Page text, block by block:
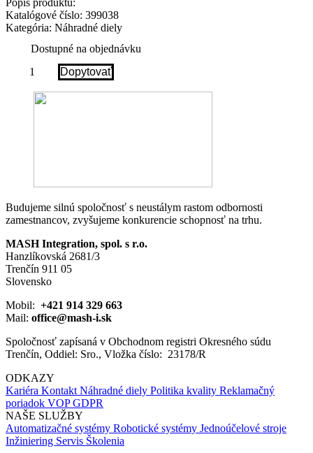
Popis produktu:
Katalógové číslo: 399038
Kategória: Náhradné diely
Dostupné na objednávku
množstvo
3RH2911-
2HA11
Auxiliary
NC
Current
path
NC,
1
NO
for
and
3RT
spring-
type
terminal
.1/.2,
Dopytovať
Budujeme silnú spoločnosť s neustálym rastom odbornosti
zamestnancov, zvyšujeme konkurencie schopnosť na trhu.
MASH Integration, spol. s r.o.
Hanzlíkovská 2681/3
Trenčín 911 05
Slovensko
Mobil: +421 914 329 663
Mail: office@mash-i.sk
Spoločnosť zapísaná v Obchodnom registri Okresného súdu
Trenčín, Oddiel: Sro., Vložka číslo: 23178/R
ODKAZY
Kariéra Kontakt Náhradné diely Politika kvality Reklamačný
poriadok VOPGDPR
NAŠE SLUŽBY
Automatizačné systémy Robotické systémy Jednoúčelové stroje
Inžiniering Servis Školenia